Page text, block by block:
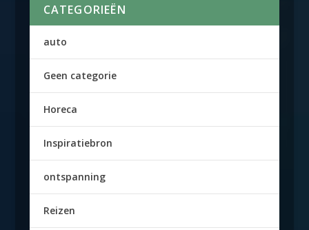
CATEGORIEËN
auto
Geen categorie
Horeca
Inspiratiebron
ontspanning
Reizen